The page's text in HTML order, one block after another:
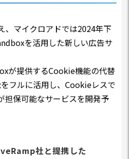
、マイクロアドでは2024年下
を活用した新しい広告サ
が提供するCookie機能の代替
フルに活用し、Cookieレスで
担保可能なサービスを開発予
社と提携した